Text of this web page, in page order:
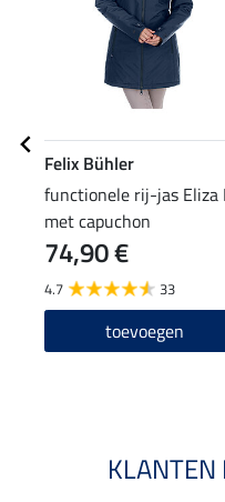
Felix Bühler
functionele rij-jas Eliza
met capuchon
74,90 €
4.7 33
toevoegen
KLANTEN